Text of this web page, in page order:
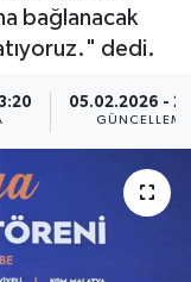
bağlanacak
dedi.
05.02.2026 -
GÜNCELLEME